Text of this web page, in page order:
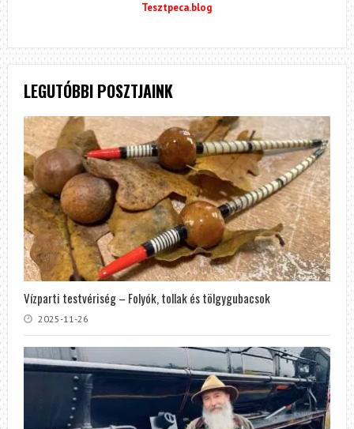
Tesztpeca.blog
LEGUTÓBBI POSZTJAINK
Vízparti testvériség – Folyók, tollak és tölgygubacsok
2025-11-26